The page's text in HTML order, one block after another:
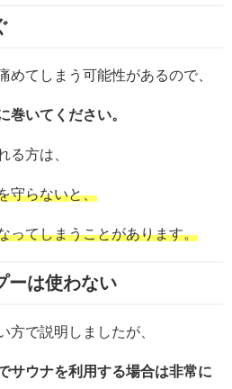
めてしまう可能性があるので、
巻いてください。
る方は、
守らないと、
ってしまうことがあります。
ーは使わない
方で説明しましたが、
サウナを利用する場合は非常に